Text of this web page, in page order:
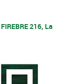
FIREBRE 216, La